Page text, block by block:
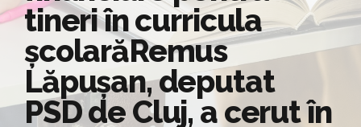
tineri în curricula
școlarăRemus
Lăpușan, deputat
PSD de Cluj, a cerut în